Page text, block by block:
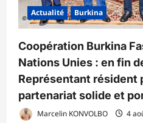
Actualité Burkina
Coopération Burkina
Nations Unies : en fin
Représentant résident
partenariat solide et
Marcelin KONVOLBO 4